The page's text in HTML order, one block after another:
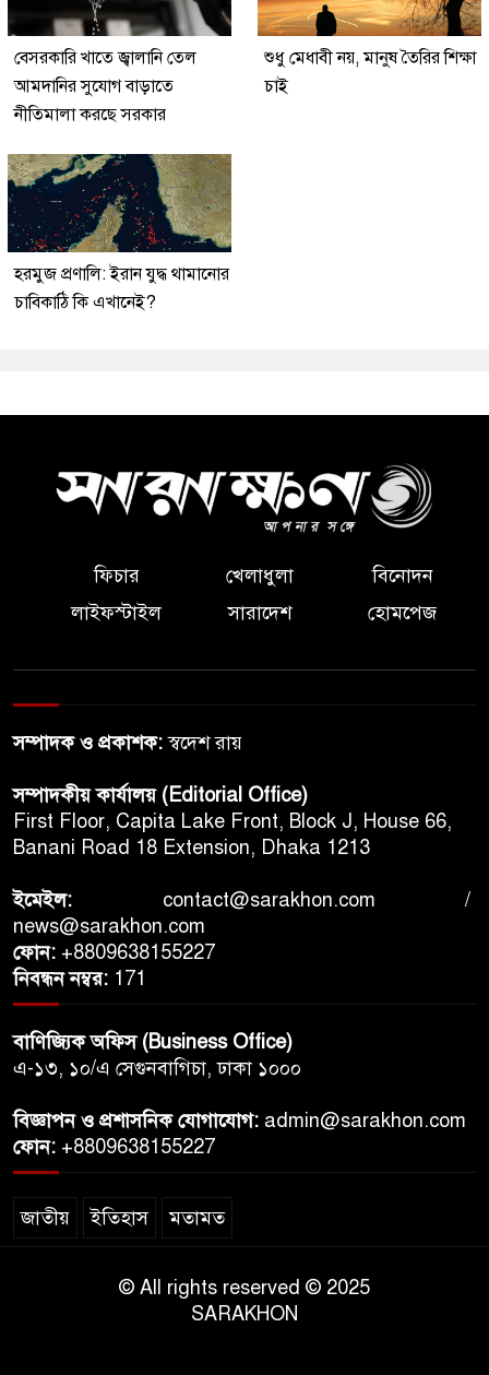
বেসরকারি খাতে জ্বালানি তেল
আমদানির সুযোগ বাড়াতে
নীতিমালা করছে সরকার
শুধু মেধাবী নয়, মানুষ তৈরির শিক্ষা
চাই
হরমুজ প্রণালি: ইরান যুদ্ধ থামানোর
চাবিকাঠি কি এখানেই?
ফিচার খেলাধুলা
বিনোদন
লাইফস্টাইল
সারাদেশ হোমপেজ
সম্পাদক ও প্রকাশক:স্বদেশ রায়
সম্পাদকীয় কার্যালয় (Editorial Office)
First Floor, Capita Lake Front, Block J, House 66,
Banani Road 18 Extension, Dhaka 1213
ইমেইল: contact@sarakhon.com /
news@sarakhon.com
ফোন: +8809638155227
নিবন্ধন নম্বর: 171
বাণিজ্যিক অফিস (Business Office)
এ-১৩, ১০/এ সেগুনবাগিচা, ঢাকা ১০০০
বিজ্ঞাপন ও প্রশাসনিক যোগাযোগ: admin@sarakhon.com
ফোন: +8809638155227
জাতীয় ইতিহাস মতামত
© All rights reserved © 2025
SARAKHON